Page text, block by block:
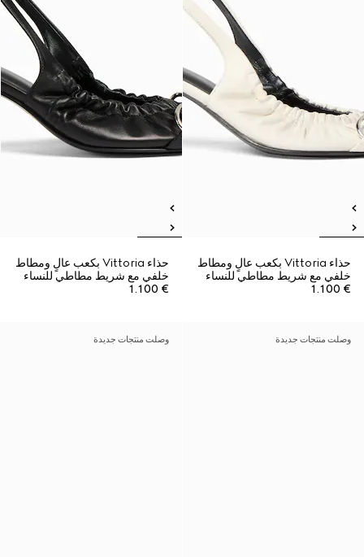
حذاء Vittoria بكعب عالٍ ومطاط
خلفي مع شريط مطاطي للنساء
€ 1.100
حذاء Vittoria بكعب عالٍ ومطاط
خلفي مع شريط مطاطي للنساء
€ 1.100
وصلت منتجات جديدة وصلت منتجات جديدة